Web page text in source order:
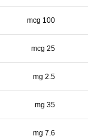
100 mcg
25 mcg
2.5 mg
35 mg
7.6 mg